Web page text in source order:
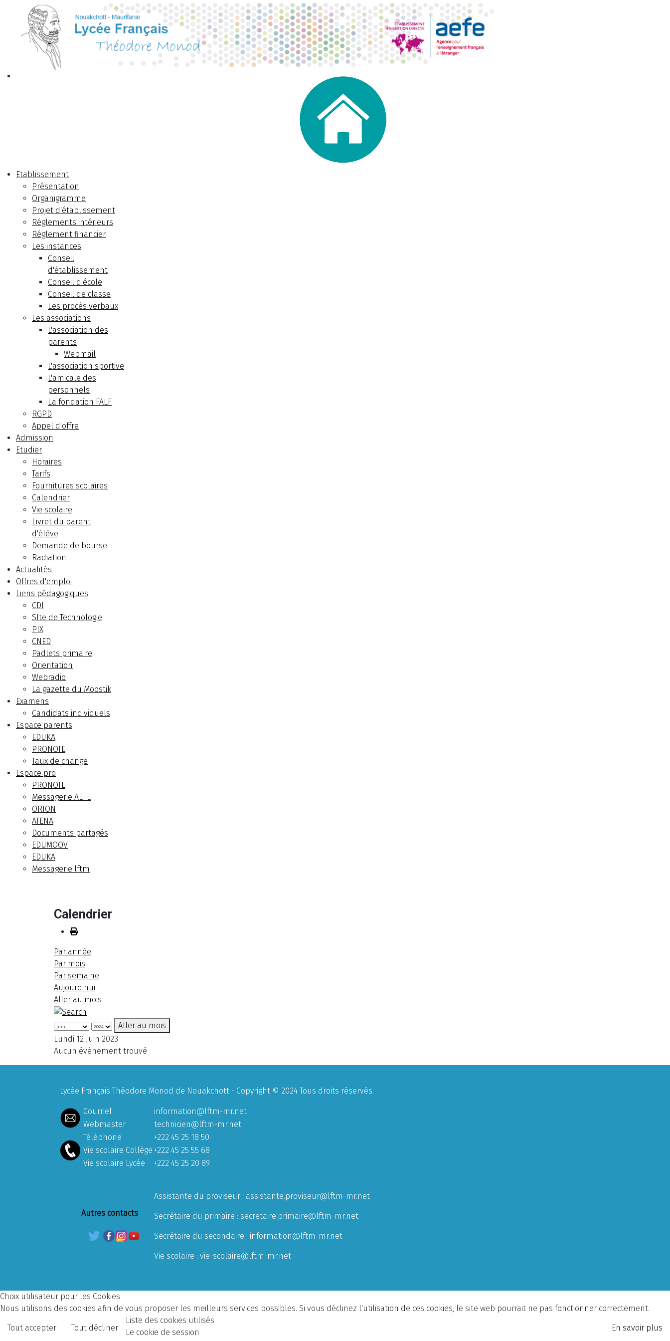
Etablissement
Présentation
Organigramme
Projet d'établissement
Réglements intérieurs
Réglement financier
Les instances
Conseil
d'établissement
Conseil d'école
Conseil de classe
Les procès verbaux
Les associations
L'association des
parents
Webmail
L'association sportive
L'amicale des
personnels
La fondation FALF
RGPD
Appel d'offre
Admission
Etudier
Horaires
Tarifs
Fournitures scolaires
Calendrier
Vie scolaire
Livret du parent
d'élève
Demande de bourse
Radiation
Actualités
Offres d'emploi
Liens pédagogiques
CDI
SIte de Technologie
PIX
CNED
Padlets primaire
Orientation
Webradio
La gazette du Moostik
Examens
Candidats individuels
Espace parents
EDUKA
PRONOTE
Taux de change
Espace pro
PRONOTE
Messagerie AEFE
ORION
ATENA
Documents partagés
EDUMOOV
EDUKA
Messagerie lftm
Calendrier
Par année
Par mois
Par semaine
Aujourd'hui
Aller au mois
Aller au mois
Lundi 12 Juin 2023
Aucun évènement trouvé
Lycée Français Théodore Monod de Nouakchott - Copyright © 2024 Tous droits réservés
Courriel
information@lftm-mr.net
Webmaster
technicien@lftm-mr.net
Téléphone
+222 45 25 18 50
Vie scolaire Collège +222 45 25 55 68
Vie scolaire Lycée
+222 45 25 20 89
Autres contacts
Assistante du proviseur : assistante.proviseur@lftm-mr.net
Secrétaire du primaire : secretaire.primaire@lftm-mr.net
Secrétaire du secondaire : information@lftm-mr.net
Vie scolaire : vie-scolaire@lftm-mr.net
Choix utilisateur pour les Cookies
Nous utilisons des cookies afin de vous proposer les meilleurs services possibles. Si vous déclinez l'utilisation de ces cookies, le site web pourrait ne pas fonctionner correctement.
Tout accepter Tout décliner En savoir plus
Liste des cookies utilisés
Le cookie de session